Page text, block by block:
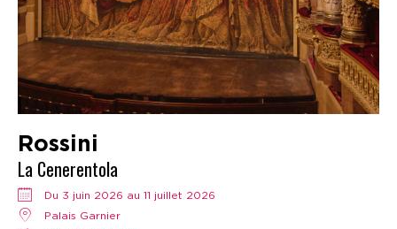
Rossini
La Cenerentola
Du 3 juin 2026 au 11 juillet 2026
Palais Garnier